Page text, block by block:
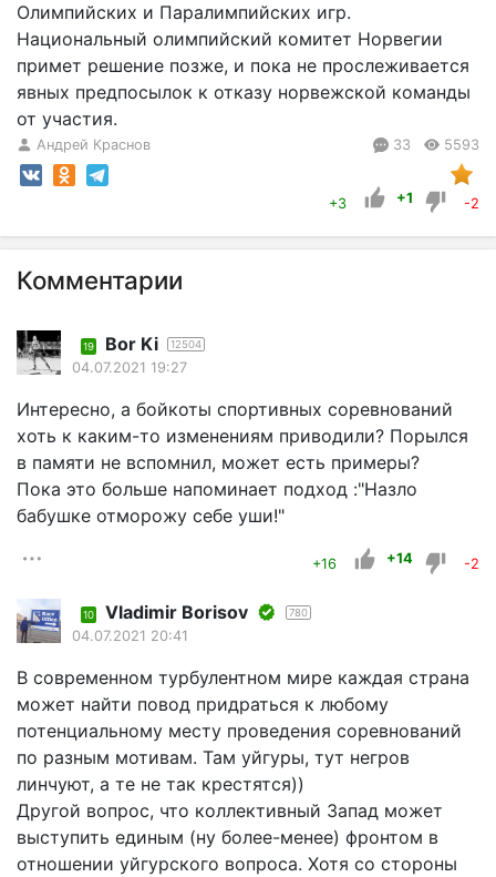
Олимпийских и Паралимпийских игр.
Национальный олимпийский комитет Норвегии
примет решение позже, и пока не прослеживается
явных предпосылок к отказу норвежской команды
от участия.
Андрей Краснов 33 5593
+3 +1 -2
Комментарии
19 Bor Ki 12504
04.07.2021 19:27
Интересно, а бойкоты спортивных соревнований
хоть к каким-то изменениям приводили? Порылся
в памяти не вспомнил, может есть примеры?
Пока это больше напоминает подход :"Назло
бабушке отморожу себе уши!"
+16 +14 -2
10 Vladimir Borisov 780
04.07.2021 20:41
В современном турбулентном мире каждая страна
может найти повод придраться к любому
потенциальному месту проведения соревнований
по разным мотивам. Там уйгуры, тут негров
линчуют, а те не так крестятся))
Другой вопрос, что коллективный Запад может
выступить единым (ну более-менее) фронтом в
отношении уйгурского вопроса. Хотя со стороны